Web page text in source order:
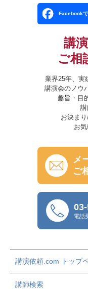
Facebook
講
ご相
業界25年、実
講演会のノウ
趣旨・目
講
お決ま
お
メ
ご
電話
講演依頼.com トップ
講師検索